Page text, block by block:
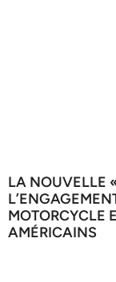
LA NOUVELLE
MOTORCYCLE
AMÉRICAINS